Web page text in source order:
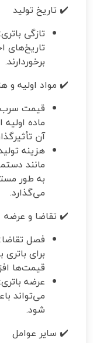
✔️ تاریخ تولید
تازگی
تاریخ‌های
برخوردارند.
✔️ مواد اولیه و
قیمت
ماده
آن
هزینه
مانند
به طور
می‌گذارد.
✔️ تقاضا و عرضه
فصل
برای
قیمت‌ها
عرضه
می‌تواند
شود.
✔️ سایر عوامل